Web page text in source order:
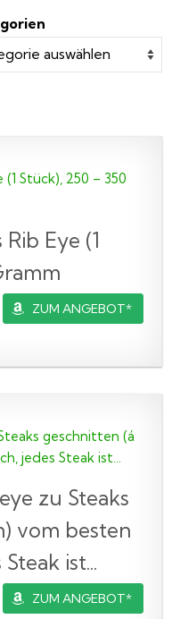
Eye (1
ZUM ANGEBOT*
zu Steaks
vom besten
ist...
ZUM ANGEBOT*